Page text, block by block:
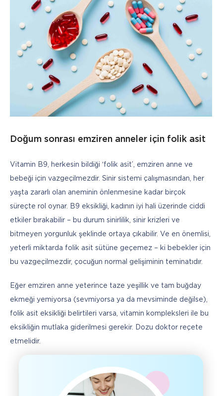
Doğum sonrası emziren anneler için folik asit
Vitamin B9, herkesin bildiği ‘folik asit’, emziren anne ve
bebeği için vazgeçilmezdir. Sinir sistemi çalışmasından, her
yaşta zararlı olan aneminin önlenmesine kadar birçok
süreçte rol oynar. B9 eksikliği, kadının iyi hali üzerinde ciddi
etkiler bırakabilir – bu durum sinirlilik, sinir krizleri ve
bitmeyen yorgunluk şeklinde ortaya çıkabilir. Ve en önemlisi,
yeterli miktarda folik asit sütüne geçemez – ki bebekler için
bu vazgeçilmezdir, çocuğun normal gelişiminin teminatıdır.
Eğer emziren anne yeterince taze yeşillik ve tam buğday
ekmeği yemiyorsa (sevmiyorsa ya da mevsiminde değilse),
folik asit eksikliği belirtileri varsa, vitamin kompleksleri ile bu
eksikliğin mutlaka giderilmesi gerekir. Dozu doktor reçete
etmelidir.